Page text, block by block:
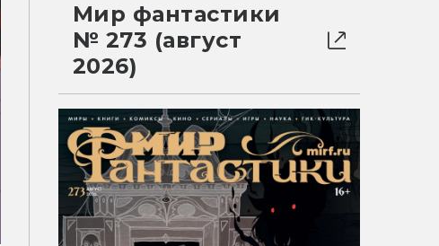
Мир фантастики
№ 273 (август
2026)